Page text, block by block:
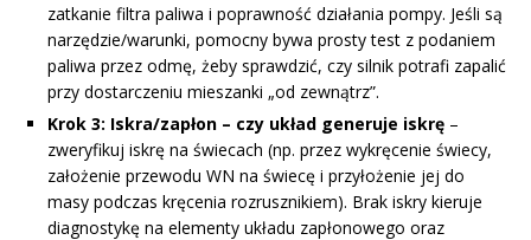
zatkanie filtra paliwa i poprawność działania pompy. Jeśli są
narzędzie/warunki, pomocny bywa prosty test z podaniem
paliwa przez odmę, żeby sprawdzić, czy silnik potrafi zapalić
przy dostarczeniu mieszanki „od zewnątrz”.
Krok 3: Iskra/zapłon – czy układ generuje iskrę –
zweryfikuj iskrę na świecach (np. przez wykręcenie świecy,
założenie przewodu WN na świecę i przyłożenie jej do
masy podczas kręcenia rozrusznikiem). Brak iskry kieruje
diagnostykę na elementy układu zapłonowego oraz